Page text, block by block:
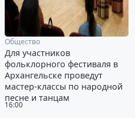
16:00
Общество
Для участников
фольклорного фестиваля в
Архангельске проведут
мастер-классы по народной
песне и танцам